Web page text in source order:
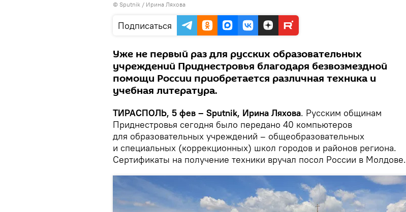
© Sputnik / Ирина Ляхова
Подписаться
Уже не первый раз для русских образовательных
учреждений Приднестровья благодаря безвозмездной
помощи России приобретается различная техника и
учебная литература.
ТИРАСПОЛЬ, 5 фев – Sputnik, Ирина Ляхова. Русским общинам
Приднестровья сегодня было передано 40 компьютеров
для образовательных учреждений – общеобразовательных
и специальных (коррекционных) школ городов и районов региона.
Сертификаты на получение техники вручал посол России в Молдове.